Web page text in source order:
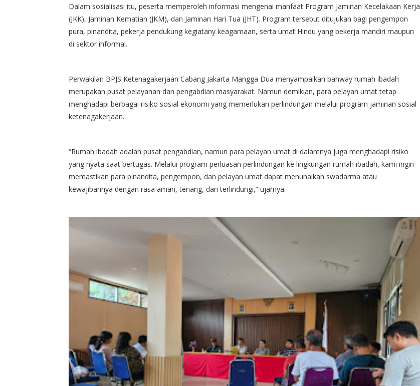
Dalam sosialisasi itu, peserta memperoleh informasi mengenai manfaat Program Jaminan Kecelakaan Kerja
(JKK), Jaminan Kematian (JKM), dan Jaminan Hari Tua (JHT). Program tersebut ditujukan bagi pengempon
pura, pinandita, pekerja pendukung kegiatany keagamaan, serta umat Hindu yang bekerja mandiri maupun
di sektor informal.
Perwakilan BPJS Ketenagakerjaan Cabang Jakarta Mangga Dua menyampaikan bahway rumah ibadah
merupakan pusat pelayanan dan pengabdian masyarakat. Namun demikian, para pelayan umat tetap
menghadapi berbagai risiko sosial ekonomi yang memerlukan perlindungan melalui program jaminan sosial
ketenagakerjaan.
“Rumah ibadah adalah pusat pengabdian, namun para pelayan umat di dalamnya juga menghadapi risiko
yang nyata saat bertugas. Melalui program perluasan perlindungan ke lingkungan rumah ibadah, kami ingin
memastikan para pinandita, pengempon, dan pelayan umat dapat menunaikan swadarma atau
kewajibannya dengan rasa aman, tenang, dan terlindungi,” ujarnya.